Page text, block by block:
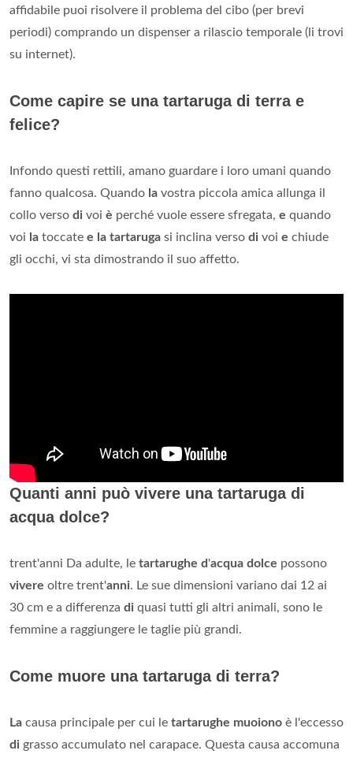
affidabile puoi risolvere il problema del cibo (per brevi
periodi) comprando un dispenser a rilascio temporale (li trovi
su internet).
Come capire se una tartaruga di terra e
felice?
Infondo questi rettili, amano guardare i loro umani quando
fanno qualcosa. Quando la vostra piccola amica allunga il
collo verso di voi è perché vuole essere sfregata, e quando
voi la toccate e la tartaruga si inclina verso di voi e chiude
gli occhi, vi sta dimostrando il suo affetto.
Quanti anni può vivere una tartaruga di
acqua dolce?
trent'anni Da adulte, le tartarughe d'acqua dolce possono
vivere oltre trent'anni. Le sue dimensioni variano dai 12 ai
30 cm e a differenza di quasi tutti gli altri animali, sono le
femmine a raggiungere le taglie più grandi.
Come muore una tartaruga di terra?
La causa principale per cui le tartarughe muoiono è l'eccesso
di grasso accumulato nel carapace. Questa causa accomuna